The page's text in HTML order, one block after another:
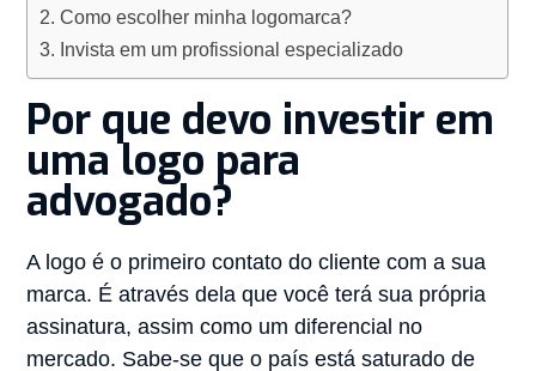
Como escolher minha logomarca?
Invista em um profissional especializado
Por que devo investir em
uma logo para
advogado?
A logo é o primeiro contato do cliente com a sua
marca. É através dela que você terá sua própria
assinatura, assim como um diferencial no
mercado. Sabe-se que o país está saturado de